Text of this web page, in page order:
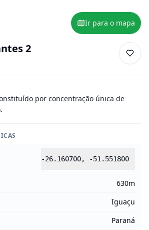
Ir para o mapa
2
por concentração única de
-26.160700, -51.551800
630m
Iguaçu
Paraná